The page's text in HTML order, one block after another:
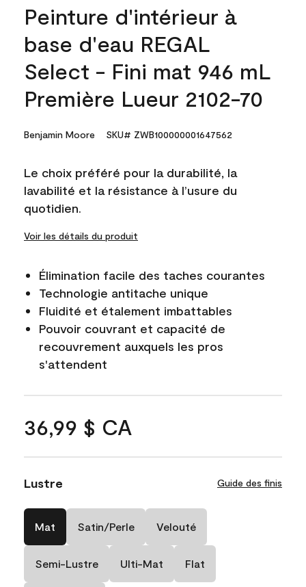
Peinture d'intérieur à
base d'eau REGAL
Select - Fini mat 946 mL
Première Lueur 2102-70
Benjamin Moore SKU# ZWB100000001647562
Le choix préféré pour la durabilité, la
lavabilité et la résistance à l’usure du
quotidien.
Voir les détails du produit
Élimination facile des taches courantes
Technologie antitache unique
Fluidité et étalement imbattables
Pouvoir couvrant et capacité de
recouvrement auxquels les pros
s'attendent
36,99 $ CA
Lustre Guide des finis
Mat Satin/Perle Velouté
Semi-Lustre Ulti-Mat Flat